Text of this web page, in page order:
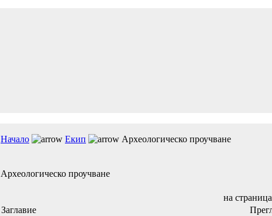
Начало Екип Археологическо проучване
Археологическо проучване
на
Заглавие